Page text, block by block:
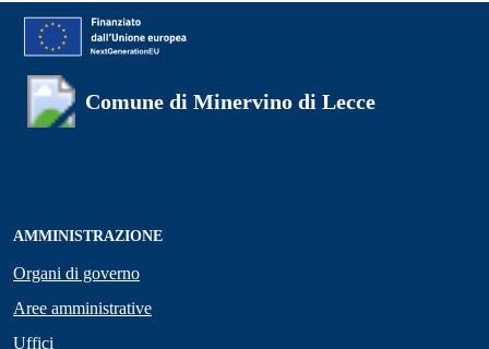
Comune di Minervino di Lecce
AMMINISTRAZIONE
Organi di governo
Aree amministrative
Uffici